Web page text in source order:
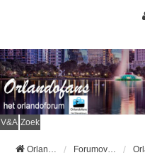
V&A Zoek
Orlandofans Homepage Forumoverzicht